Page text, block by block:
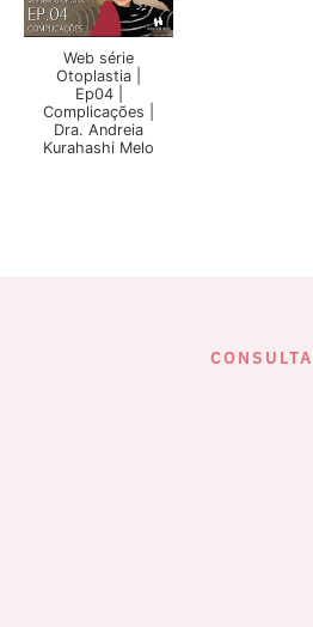
Web série
Otoplastia |
Ep04 |
Complicações |
Dra. Andreia
Kurahashi Melo